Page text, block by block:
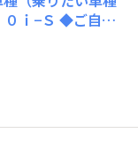
◆ご自由
年になります
決め、購入した